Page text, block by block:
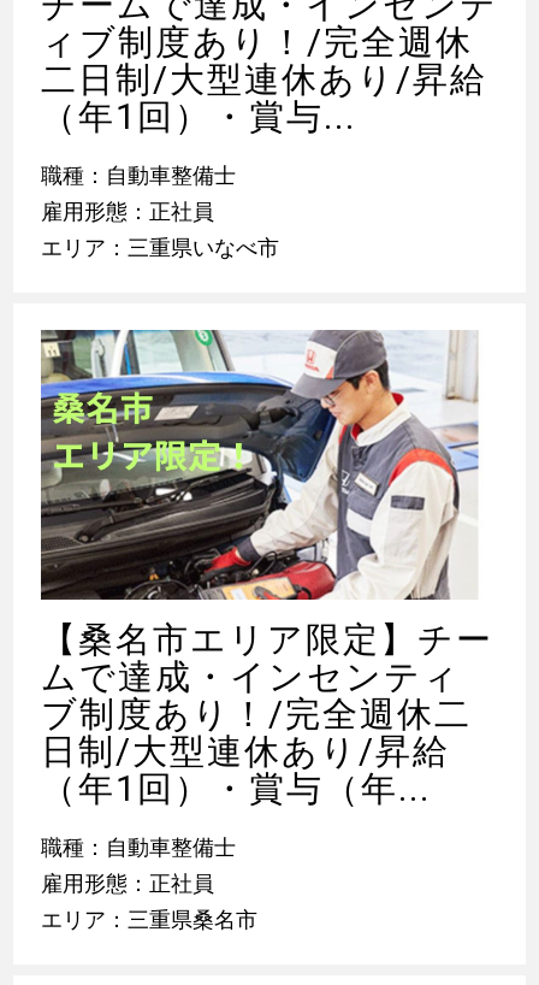
ィブ制度あり！/完全週休
二日制/大型連休あり/昇給
（年1回）・賞与...
職種：自動車整備士
雇用形態：正社員
エリア：三重県いなべ市
【桑名市エリア限定】チー
ムで達成・インセンティ
ブ制度あり！/完全週休二
日制/大型連休あり/昇給
（年1回）・賞与（年...
職種：自動車整備士
雇用形態：正社員
エリア：三重県桑名市